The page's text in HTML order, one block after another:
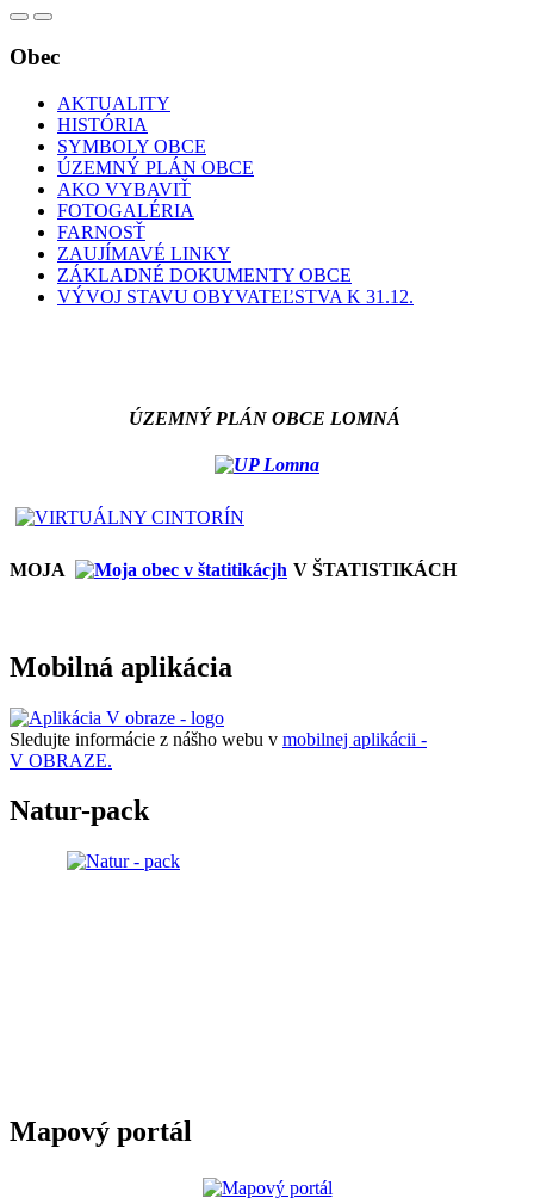
Obec
AKTUALITY
HISTÓRIA
SYMBOLY OBCE
ÚZEMNÝ PLÁN OBCE
AKO VYBAVIŤ
FOTOGALÉRIA
FARNOSŤ
ZAUJÍMAVÉ LINKY
ZÁKLADNÉ DOKUMENTY OBCE
VÝVOJ STAVU OBYVATEĽSTVA K 31.12.
ÚZEMNÝ PLÁN OBCE LOMNÁ
MOJA V ŠTATISTIKÁCH
Mobilná aplikácia
Sledujte informácie z nášho webu v mobilnej aplikácii -
V OBRAZE.
Natur-pack
Mapový portál